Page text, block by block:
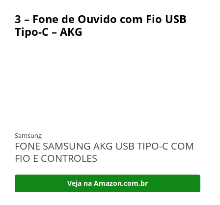
3 – Fone de Ouvido com Fio USB
Tipo-C – AKG
Samsung
FONE SAMSUNG AKG USB TIPO-C COM
FIO E CONTROLES
Veja na Amazon.com.br